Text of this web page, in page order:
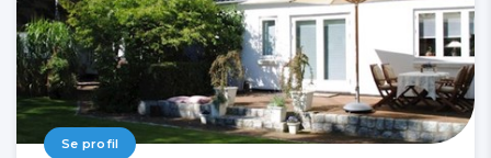
Se profil